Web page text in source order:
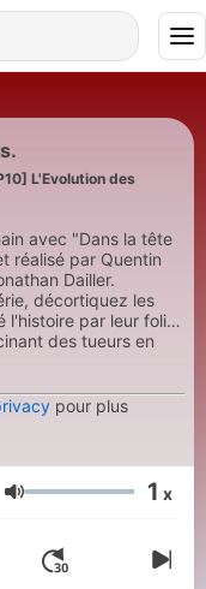
L'Evolution des
avec "Dans la tête
réalisé par Quentin
Dailler.
décortiquez les
l'histoire par leur folie.
des tueurs en
pour plus
Volume 1 x